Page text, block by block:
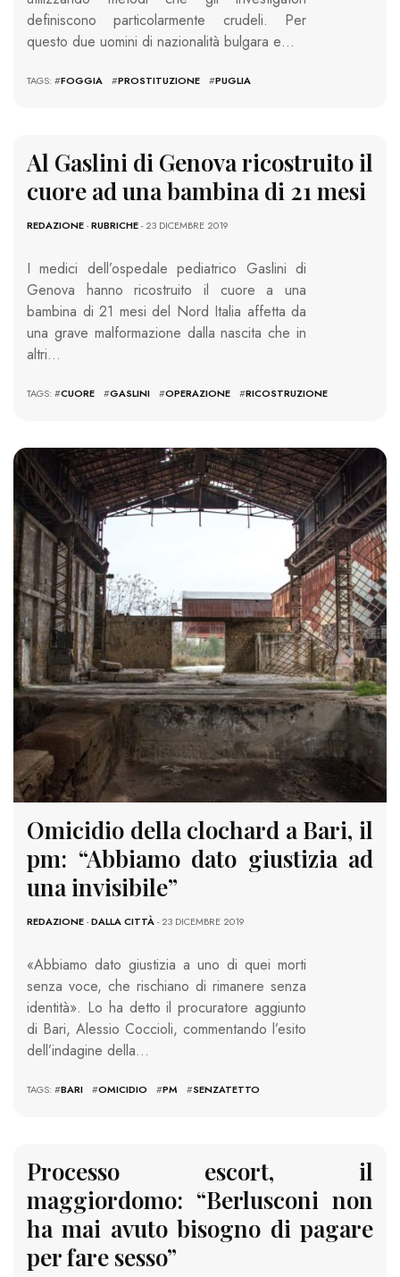
definiscono particolarmente crudeli. Per
questo due uomini di nazionalità bulgara e…
TAGS: #FOGGIA #PROSTITUZIONE #PUGLIA
Al Gaslini di Genova ricostruito il
cuore ad una bambina di 21 mesi
REDAZIONE-RUBRICHE- 23 DICEMBRE 2019
I medici dell’ospedale pediatrico Gaslini di
Genova hanno ricostruito il cuore a una
bambina di 21 mesi del Nord Italia affetta da
una grave malformazione dalla nascita che in
altri…
TAGS: #CUORE #GASLINI #OPERAZIONE #RICOSTRUZIONE
1960 VIEWS
Omicidio della clochard a Bari, il
pm: “Abbiamo dato giustizia ad
una invisibile”
REDAZIONE-DALLA CITTÀ- 23 DICEMBRE 2019
«Abbiamo dato giustizia a uno di quei morti
senza voce, che rischiano di rimanere senza
identità». Lo ha detto il procuratore aggiunto
di Bari, Alessio Coccioli, commentando l’esito
dell’indagine della…
TAGS: #BARI #OMICIDIO #PM #SENZATETTO
Processo escort, il
maggiordomo: “Berlusconi non
ha mai avuto bisogno di pagare
per fare sesso”